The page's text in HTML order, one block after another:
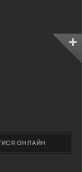
ОНЛАЙН